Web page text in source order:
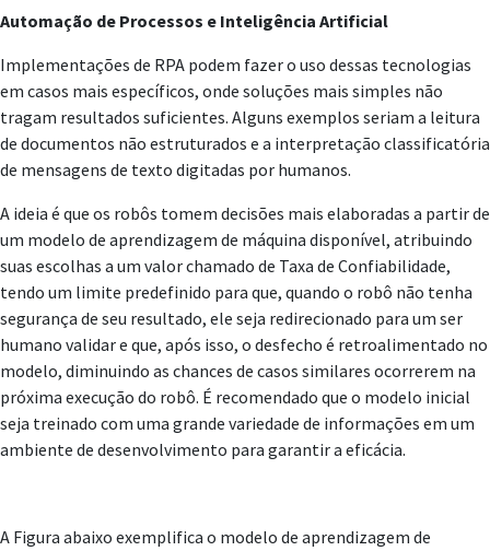
Automação de Processos e Inteligência Artificial
Implementações de RPA podem fazer o uso dessas tecnologias
em casos mais específicos, onde soluções mais simples não
tragam resultados suficientes. Alguns exemplos seriam a leitura
de documentos não estruturados e a interpretação classificatória
de mensagens de texto digitadas por humanos.
A ideia é que os robôs tomem decisões mais elaboradas a partir de
um modelo de aprendizagem de máquina disponível, atribuindo
suas escolhas a um valor chamado de Taxa de Confiabilidade,
tendo um limite predefinido para que, quando o robô não tenha
segurança de seu resultado, ele seja redirecionado para um ser
humano validar e que, após isso, o desfecho é retroalimentado no
modelo, diminuindo as chances de casos similares ocorrerem na
próxima execução do robô. É recomendado que o modelo inicial
seja treinado com uma grande variedade de informações em um
ambiente de desenvolvimento para garantir a eficácia.
A Figura abaixo exemplifica o modelo de aprendizagem de